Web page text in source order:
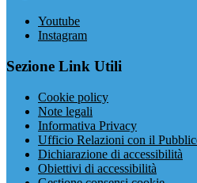
Youtube
Instagram
Sezione Link Utili
Cookie policy
Note legali
Informativa Privacy
Ufficio Relazioni con il
Dichiarazione di accessibilità
Obiettivi di accessibilità